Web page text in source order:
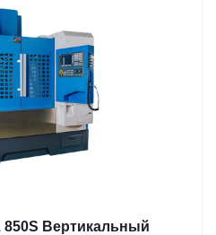
850S Вертикальный